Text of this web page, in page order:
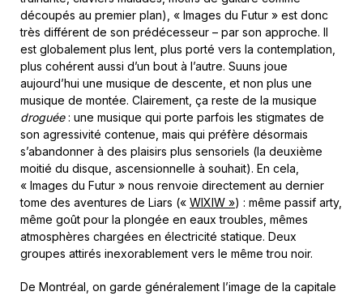
découpés au premier plan), « Images du Futur » est donc
très différent de son prédécesseur – par son approche. Il
est globalement plus lent, plus porté vers la contemplation,
plus cohérent aussi d’un bout à l’autre. Suuns joue
aujourd’hui une musique de descente, et non plus une
musique de montée. Clairement, ça reste de la musique
droguée: une musique qui porte parfois les stigmates de
son agressivité contenue, mais qui préfère désormais
s’abandonner à des plaisirs plus sensoriels (la deuxième
moitié du disque, ascensionnelle à souhait). En cela,
« Images du Futur » nous renvoie directement au dernier
tome des aventures de Liars (« WIXIW ») : même passif arty,
même goût pour la plongée en eaux troubles, mêmes
atmosphères chargées en électricité statique. Deux
groupes attirés inexorablement vers le même trou noir.
De Montréal, on garde généralement l’image de la capitale